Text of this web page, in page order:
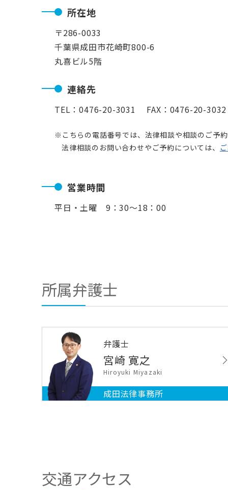
所在地
〒286-0033
千葉県成田市花崎町800-6
丸喜ビル5階
連絡先
TEL：0476-20-3031 FAX：0476-20-3032
※こちらの電話番号では、法律相談や相談のご予
法律相談のお問い合わせやご予約については、
営業時間
平日・土曜 9：30〜18：00
所属弁護士
弁護士
宮崎 寛之
Hiroyuki Miyazaki
成田法律事務所
交通アクセス